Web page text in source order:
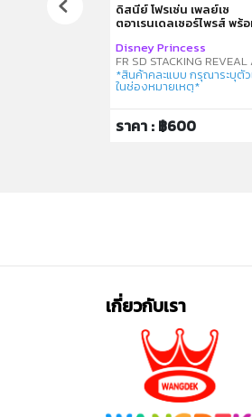
ดิสนีย์ โฟรเซ่น เพลย์เซ
ตอาเรนเดลเซอร์ไพรส์ พร้
Disney Princess
FR SD STACKING REVEAL
*สินค้าคละแบบ กรุณาระบุตั
ในช่องหมายเหตุ*
ราคา : ฿600
เกี่ยวกับเรา